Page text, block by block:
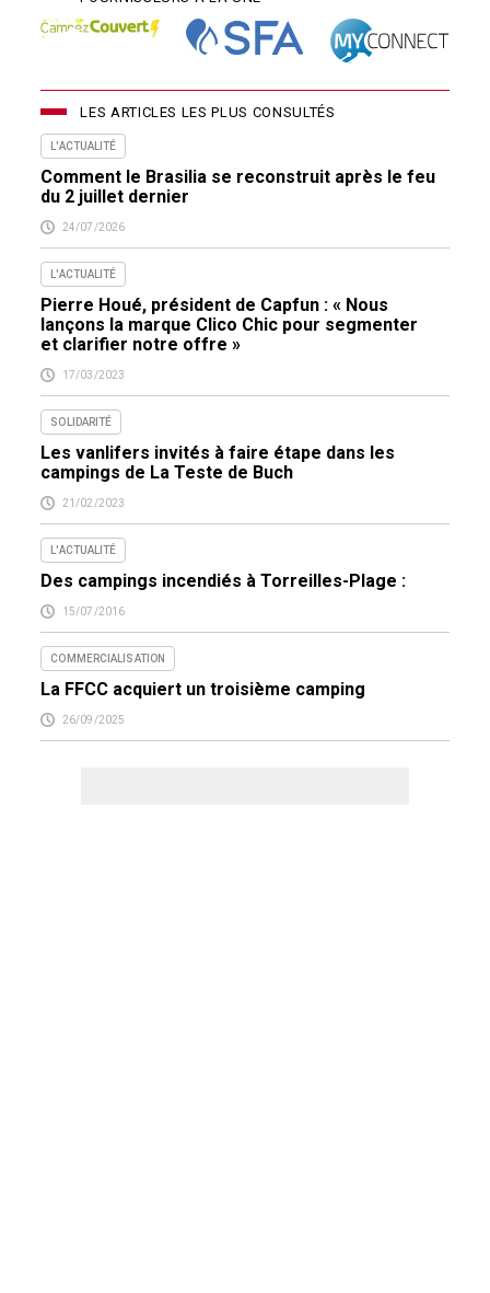
LES ARTICLES LES PLUS CONSULTÉS
L'ACTUALITÉ
Comment le Brasilia se reconstruit après le feu
du 2 juillet dernier
24/07/2026
L'ACTUALITÉ
Pierre Houé, président de Capfun : « Nous
lançons la marque Clico Chic pour segmenter
et clarifier notre offre »
17/03/2023
SOLIDARITÉ
Les vanlifers invités à faire étape dans les
campings de La Teste de Buch
21/02/2023
L'ACTUALITÉ
Des campings incendiés à Torreilles-Plage :
15/07/2016
COMMERCIALISATION
La FFCC acquiert un troisième camping
26/09/2025